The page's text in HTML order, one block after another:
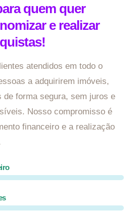
quem quer
e realizar
atendidos em todo o
a adquirirem imóveis,
forma segura, sem juros e
Nosso compromisso é
financeiro e a realização